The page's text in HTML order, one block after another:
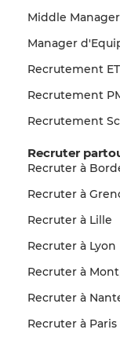
Middle Manager
Manager
Recrutement
Recrutement
Recrutement
Recruter
Recruter à
Recruter à
Recruter à Lille
Recruter à Lyon
Recruter à
Recruter à
Recruter à Paris